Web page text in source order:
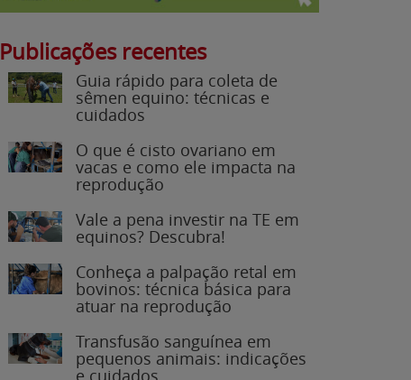
Publicações recentes
Guia rápido para coleta de
sêmen equino: técnicas e
cuidados
O que é cisto ovariano em
vacas e como ele impacta na
reprodução
Vale a pena investir na TE em
equinos? Descubra!
Conheça a palpação retal em
bovinos: técnica básica para
atuar na reprodução
Transfusão sanguínea em
pequenos animais: indicações
e cuidados